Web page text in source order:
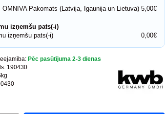
Pēc pasūtījuma 2-3 dienas
190430
OMNIVA Pakomats (Latvija, Igaunija un Lietuva) 5,00€
izņemšu pats(-i)
izņemšu pats(-i)
0,00€